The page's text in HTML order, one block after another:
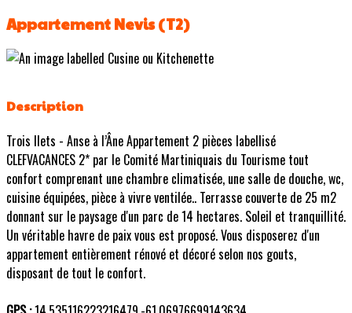
Appartement Nevis (T2)
Description
Trois Ilets - Anse à l’Âne Appartement 2 pièces labellisé
CLEFVACANCES 2* par le Comité Martiniquais du Tourisme tout
confort comprenant une chambre climatisée, une salle de douche, wc,
cuisine équipées, pièce à vivre ventilée.. Terrasse couverte de 25 m2
donnant sur le paysage d'un parc de 14 hectares. Soleil et tranquillité.
Un véritable havre de paix vous est proposé. Vous disposerez d'un
appartement entièrement rénové et décoré selon nos gouts,
disposant de tout le confort.